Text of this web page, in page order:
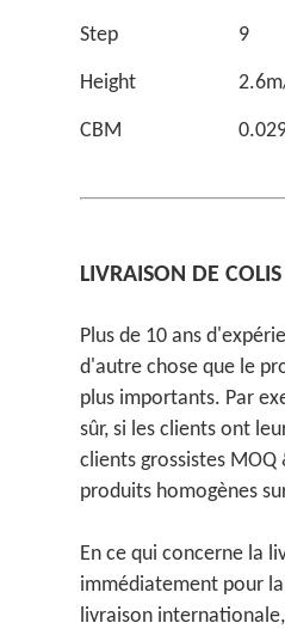
Step 9
Height
CBM
LIVRAISON DE COLIS
Plus de 10 ans
d'autre chose que le
plus importants. Par
sûr, si les clients ont
clients grossistes
produits homogènes
En ce qui concerne la
immédiatement pour
livraison